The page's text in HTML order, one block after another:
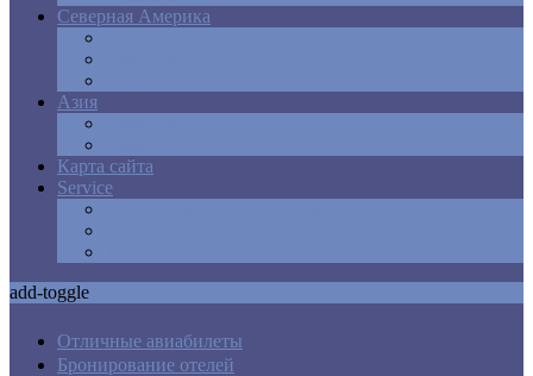
Северная Америка
Азия
Карта сайта
Service
add-toggle
Отличные авиабилеты
Бронирование отелей